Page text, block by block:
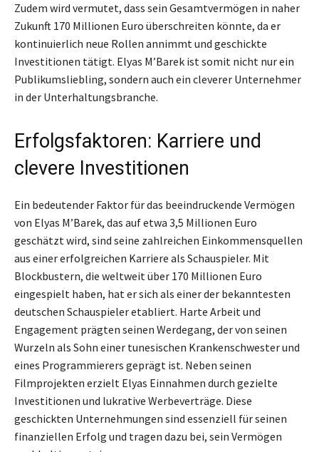
Zudem wird vermutet, dass sein Gesamtvermögen in naher
Zukunft 170 Millionen Euro überschreiten könnte, da er
kontinuierlich neue Rollen annimmt und geschickte
Investitionen tätigt. Elyas M’Barek ist somit nicht nur ein
Publikumsliebling, sondern auch ein cleverer Unternehmer
in der Unterhaltungsbranche.
Erfolgsfaktoren: Karriere und
clevere Investitionen
Ein bedeutender Faktor für das beeindruckende Vermögen
von Elyas M’Barek, das auf etwa 3,5 Millionen Euro
geschätzt wird, sind seine zahlreichen Einkommensquellen
aus einer erfolgreichen Karriere als Schauspieler. Mit
Blockbustern, die weltweit über 170 Millionen Euro
eingespielt haben, hat er sich als einer der bekanntesten
deutschen Schauspieler etabliert. Harte Arbeit und
Engagement prägten seinen Werdegang, der von seinen
Wurzeln als Sohn einer tunesischen Krankenschwester und
eines Programmierers geprägt ist. Neben seinen
Filmprojekten erzielt Elyas Einnahmen durch gezielte
Investitionen und lukrative Werbeverträge. Diese
geschickten Unternehmungen sind essenziell für seinen
finanziellen Erfolg und tragen dazu bei, sein Vermögen